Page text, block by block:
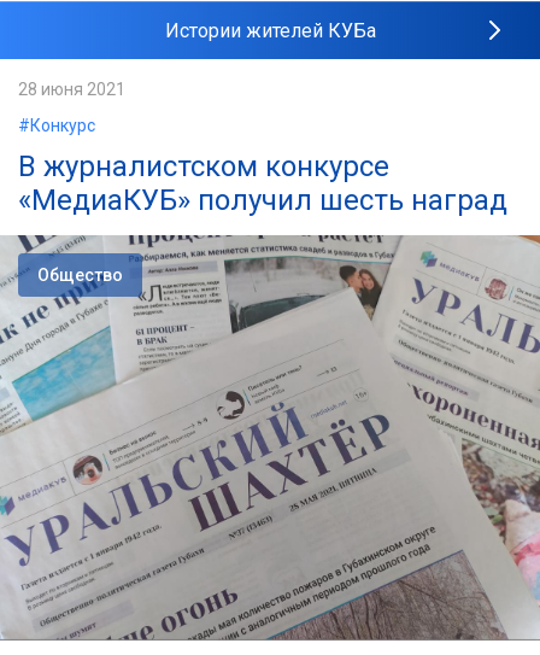
Истории жителей КУБа
28 июня 2021
#Конкурс
В журналистском конкурсе
«МедиаКУБ» получил шесть наград
Общество